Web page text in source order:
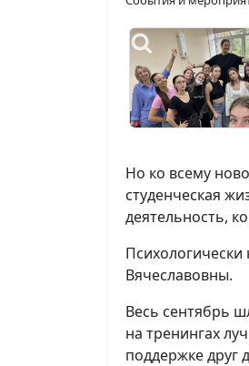
Но ко всему
студенческая
деятельность,
Вячеславовны.
Весь сентябрь
на тренингах
поддержке друг